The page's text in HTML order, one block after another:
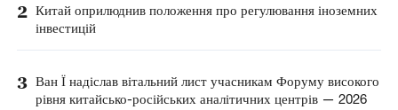
2 Китай оприлюднив положення про регулювання іноземних
інвестицій
3 Ван Ї надіслав вітальний лист учасникам Форуму високого
рівня китайсько-російських аналітичних центрів — 2026